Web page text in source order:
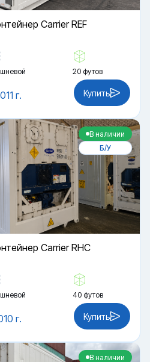
Carrier REF
20 футов
г. Купить
В наличии
Б/У
Carrier RHC
40 футов
г. Купить
В наличии